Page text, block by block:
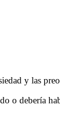
y las
o debería